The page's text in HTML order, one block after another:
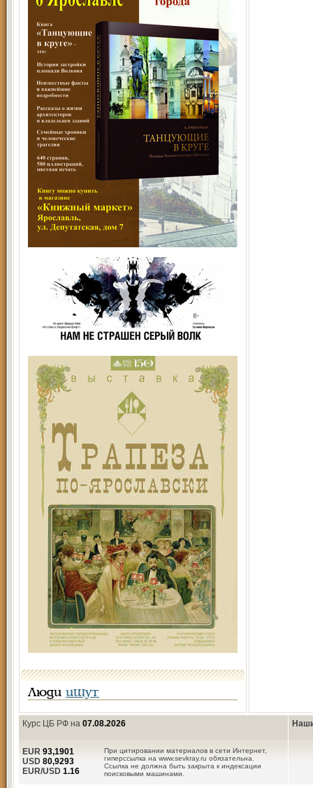
Люди ищут
Курс ЦБ РФ на 07.08.2026
При цитировании материалов в сети Интернет,
гиперссылка на www.sevkray.ru обязательна.
Ссылка не должна быть закрыта к индексации
поисковыми машинами.
EUR 93,1901
USD 80,9293
EUR/USD 1.16